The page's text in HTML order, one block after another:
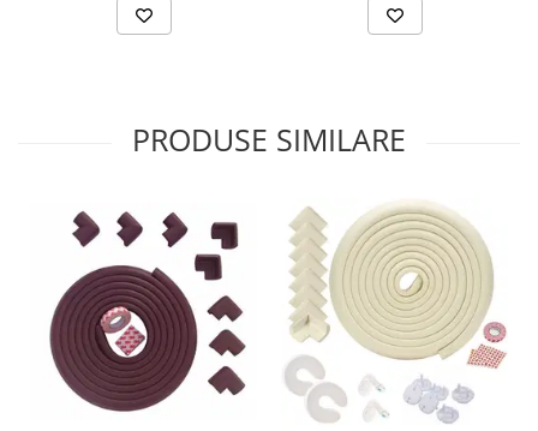
PRODUSE SIMILARE